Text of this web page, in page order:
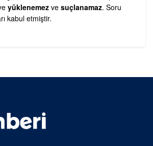
yüklenemez ve suçlanamaz. Soru
kabul etmiştir.